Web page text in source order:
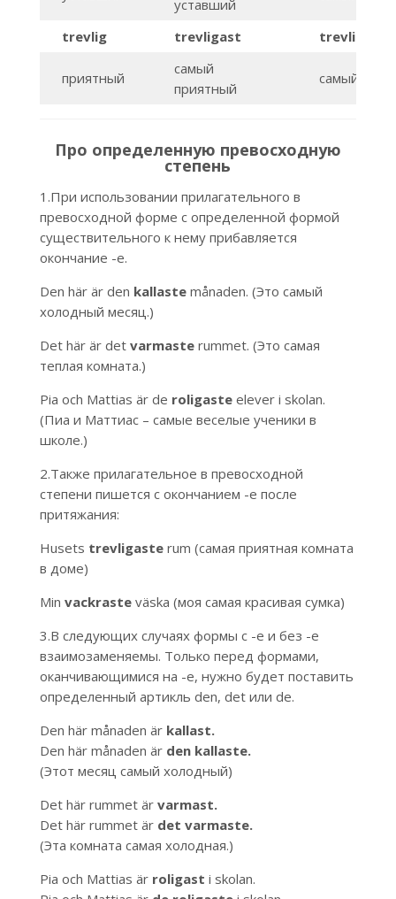
уставший
trevlig trevligast trevligaste
приятный
самый
приятный
самый
Про определенную превосходную
степень
1.При использовании прилагательного в
превосходной форме с определенной формой
существительного к нему прибавляется
окончание -e.
Den här är den kallastemånaden. (Это самый
холодный месяц.)
Det här är det varmasterummet. (Это самая
теплая комната.)
Pia och Mattias är de roligasteelever i skolan.
(Пиа и Маттиас – самые веселые ученики в
школе.)
2.Также прилагательное в превосходной
степени пишется с окончанием -e после
притяжания:
Husets trevligasterum (самая приятная комната
в доме)
Min vackrasteväska (моя самая красивая сумка)
3.В следующих случаях формы с -e и без -e
взаимозаменяемы. Только перед формами,
оканчивающимися на -e, нужно будет поставить
определенный артикль den, det или de.
Den här månaden är kallast.
Den här månaden är den kallaste.
(Этот месяц самый холодный)
Det här rummet är varmast.
Det här rummet är det varmaste.
(Эта комната самая холодная.)
Pia och Mattias är roligast i skolan.